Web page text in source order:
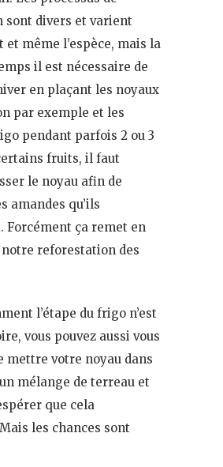
sont divers et varient
même l’espèce, mais la
il est nécessaire de
en plaçant les noyaux
par exemple et les
pendant parfois 2 ou 3
fruits, il faut
le noyau afin de
amandes qu’ils
Forcément ça remet en
reforestation des
l’étape du frigo n’est
vous pouvez aussi vous
mettre votre noyau dans
mélange de terreau et
que cela
les chances sont